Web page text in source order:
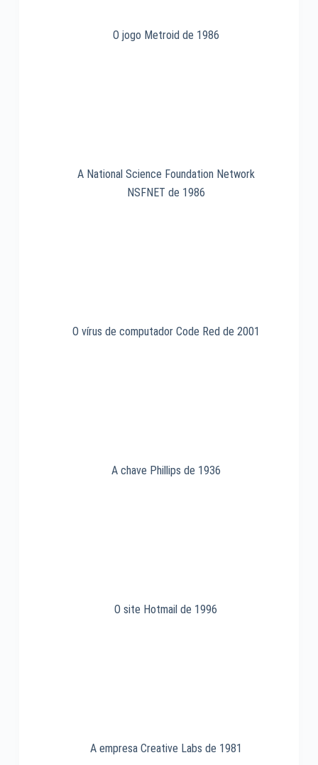
O jogo Metroid de 1986
A National Science Foundation Network
NSFNET de 1986
O vírus de computador Code Red de 2001
A chave Phillips de 1936
O site Hotmail de 1996
A empresa Creative Labs de 1981